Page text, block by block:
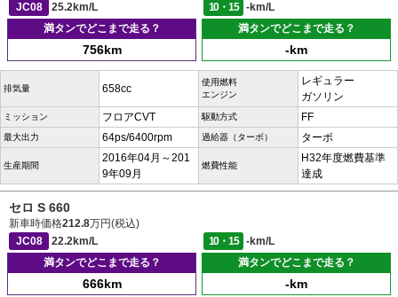
JC08
25.2km/L 10・15
-km/L
満タンでどこまで走る？
756km
満タンでどこまで走る？
-km
排気量 658cc
使用燃料
エンジン
レギュラー
ガソリン
ミッション フロアCVT 駆動方式 FF
最大出力 64ps/6400rpm 過給器（ターボ） ターボ
生産期間
2016年04月～201
9年09月
燃費性能
H32年度燃費基準
達成
セロ S 660
新車時価格212.8万円(税込)
JC08
22.2km/L 10・15
-km/L
満タンでどこまで走る？
666km
満タンでどこまで走る？
-km